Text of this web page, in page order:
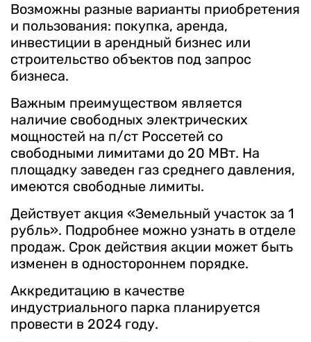
Возможны разные варианты приобретения
и пользования: покупка, аренда,
инвестиции в арендный бизнес или
строительство объектов под запрос
бизнеса.
Важным преимуществом является
наличие свободных электрических
мощностей на п/ст Россетей со
свободными лимитами до 20 МВт. На
площадку заведен газ среднего давления,
имеются свободные лимиты.
Действует акция «Земельный участок за 1
рубль». Подробнее можно узнать в отделе
продаж. Срок действия акции может быть
изменен в одностороннем порядке.
Аккредитацию в качестве
индустриального парка планируется
провести в 2024 году.